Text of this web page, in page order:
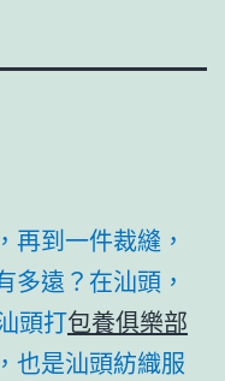
再到一件裁縫，
多遠？在汕頭，
頭打包養俱樂部
也是汕頭紡織服